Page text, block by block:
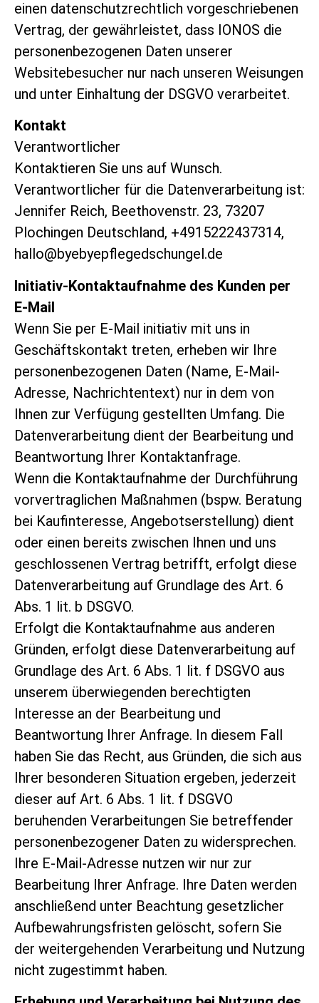
einen datenschutzrechtlich vorgeschriebenen
Vertrag, der gewährleistet, dass IONOS die
personenbezogenen Daten unserer
Websitebesucher nur nach unseren Weisungen
und unter Einhaltung der DSGVO verarbeitet.
Kontakt
Verantwortlicher
Kontaktieren Sie uns auf Wunsch.
Verantwortlicher für die Datenverarbeitung ist:
Jennifer Reich, Beethovenstr. 23, 73207
Plochingen Deutschland, +4915222437314,
hallo@byebyepflegedschungel.de
Initiativ-Kontaktaufnahme des Kunden per
E-Mail
Wenn Sie per E-Mail initiativ mit uns in
Geschäftskontakt treten, erheben wir Ihre
personenbezogenen Daten (Name, E-Mail-
Adresse, Nachrichtentext) nur in dem von
Ihnen zur Verfügung gestellten Umfang. Die
Datenverarbeitung dient der Bearbeitung und
Beantwortung Ihrer Kontaktanfrage.
Wenn die Kontaktaufnahme der Durchführung
vorvertraglichen Maßnahmen (bspw. Beratung
bei Kaufinteresse, Angebotserstellung) dient
oder einen bereits zwischen Ihnen und uns
geschlossenen Vertrag betrifft, erfolgt diese
Datenverarbeitung auf Grundlage des Art. 6
Abs. 1 lit. b DSGVO.
Erfolgt die Kontaktaufnahme aus anderen
Gründen, erfolgt diese Datenverarbeitung auf
Grundlage des Art. 6 Abs. 1 lit. f DSGVO aus
unserem überwiegenden berechtigten
Interesse an der Bearbeitung und
Beantwortung Ihrer Anfrage. In diesem Fall
haben Sie das Recht, aus Gründen, die sich aus
Ihrer besonderen Situation ergeben, jederzeit
dieser auf Art. 6 Abs. 1 lit. f DSGVO
beruhenden Verarbeitungen Sie betreffender
personenbezogener Daten zu widersprechen.
Ihre E-Mail-Adresse nutzen wir nur zur
Bearbeitung Ihrer Anfrage. Ihre Daten werden
anschließend unter Beachtung gesetzlicher
Aufbewahrungsfristen gelöscht, sofern Sie
der weitergehenden Verarbeitung und Nutzung
nicht zugestimmt haben.